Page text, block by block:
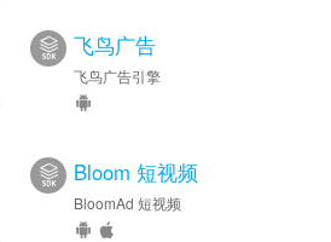
飞鸟广告
飞鸟广告引擎
Bloom 短视频
BloomAd 短视频